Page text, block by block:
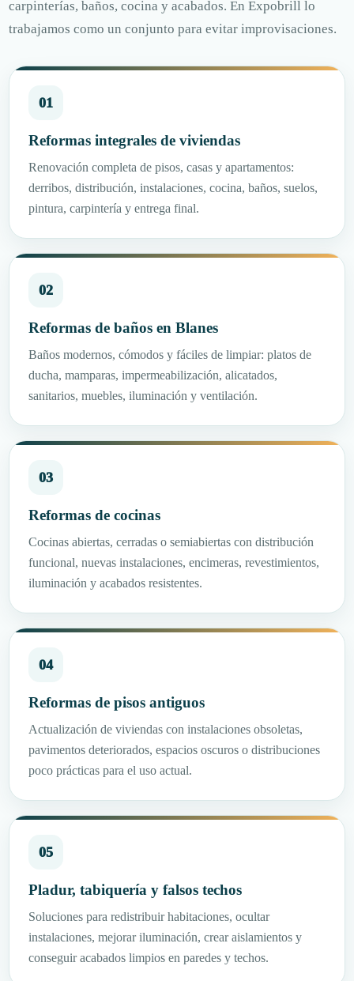
carpinterías, baños, cocina y acabados. En Expobrill lo
trabajamos como un conjunto para evitar improvisaciones.
01
Reformas integrales de viviendas
Renovación completa de pisos, casas y apartamentos:
derribos, distribución, instalaciones, cocina, baños, suelos,
pintura, carpintería y entrega final.
02
Reformas de baños en Blanes
Baños modernos, cómodos y fáciles de limpiar: platos de
ducha, mamparas, impermeabilización, alicatados,
sanitarios, muebles, iluminación y ventilación.
03
Reformas de cocinas
Cocinas abiertas, cerradas o semiabiertas con distribución
funcional, nuevas instalaciones, encimeras, revestimientos,
iluminación y acabados resistentes.
04
Reformas de pisos antiguos
Actualización de viviendas con instalaciones obsoletas,
pavimentos deteriorados, espacios oscuros o distribuciones
poco prácticas para el uso actual.
05
Pladur, tabiquería y falsos techos
Soluciones para redistribuir habitaciones, ocultar
instalaciones, mejorar iluminación, crear aislamientos y
conseguir acabados limpios en paredes y techos.